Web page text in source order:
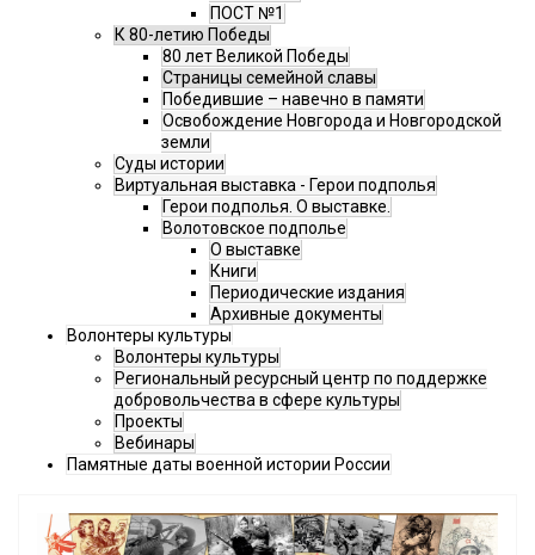
ПОСТ №1
К 80-летию Победы
80 лет Великой Победы
Страницы семейной славы
Победившие – навечно в памяти
Освобождение Новгорода и Новгородской
земли
Суды истории
Виртуальная выставка - Герои подполья
Герои подполья. О выставке.
Волотовское подполье
О выставке
Книги
Периодические издания
Архивные документы
Волонтеры культуры
Волонтеры культуры
Региональный ресурсный центр по поддержке
добровольчества в сфере культуры
Проекты
Вебинары
Памятные даты военной истории России